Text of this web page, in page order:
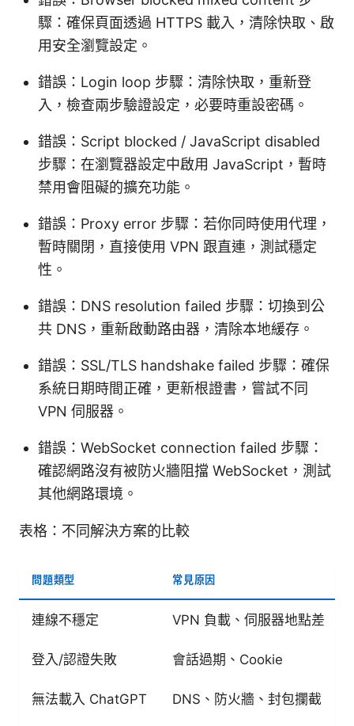
驟：確保頁面透過 HTTPS 載入，清除快取、啟
用安全瀏覽設定。
錯誤：Login loop 步驟：清除快取，重新登
入，檢查兩步驗證設定，必要時重設密碼。
錯誤：Script blocked / JavaScript disabled
步驟：在瀏覽器設定中啟用 JavaScript，暫時
禁用會阻礙的擴充功能。
錯誤：Proxy error 步驟：若你同時使用代理，
暫時關閉，直接使用 VPN 跟直連，測試穩定
性。
錯誤：DNS resolution failed 步驟：切換到公
共 DNS，重新啟動路由器，清除本地緩存。
錯誤：SSL/TLS handshake failed 步驟：確保
系統日期時間正確，更新根證書，嘗試不同
VPN 伺服器。
錯誤：WebSocket connection failed 步驟：
確認網路沒有被防火牆阻擋 WebSocket，測試
其他網路環境。
表格：不同解決方案的比較
問題類型 常見原因
連線不穩定 VPN 負載、伺服器地點差
登入/認證失敗 會話過期、Cookie
無法載入 ChatGPT DNS、防火牆、封包攔截